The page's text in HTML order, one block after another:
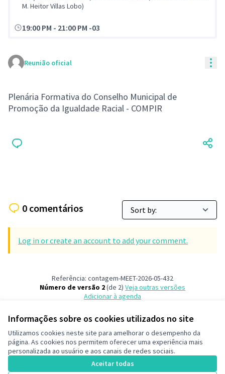
Informações sobre os cookies utilizados no site
Utilizamos cookies neste site para amelhorar o desempenho da
página. As cookies nos permitem oferecer uma experiência mais
personalizada ao usuário e aos canais de redes sociais.
Aceitar todas
M. Heitor Villas Lobo)
19:00 PM - 21:00 PM -03
Reunião oficial
Plenária Formativa do Conselho Municipal de
Promoção da Igualdade Racial - COMPIR
0 comentários
Log in or create an account to add your comment.
Referência: contagem-MEET-2026-05-432
Número de versão 2(de 2)
veja outras versões
Adicionar à agenda
Termos de serviço
Configurações de cookies
Decide Contagem no Instagram
(Link externo)